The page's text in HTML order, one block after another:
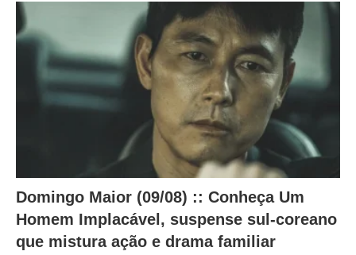
n
t
b
a
i
x
Domingo Maior (09/08) :: Conheça Um
Homem Implacável, suspense sul-coreano
que mistura ação e drama familiar